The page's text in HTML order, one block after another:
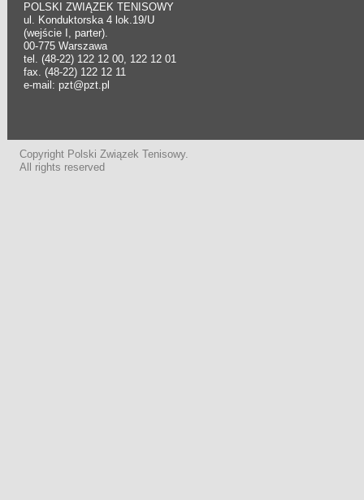
POLSKI ZWIĄZEK TENISOWY
ul. Konduktorska 4 lok.19/U
(wejście I, parter).
00-775 Warszawa
tel. (48-22) 122 12 00, 122 12 01
fax. (48-22) 122 12 11
e-mail: pzt@pzt.pl
Copyright Polski Związek Tenisowy.
All rights reserved